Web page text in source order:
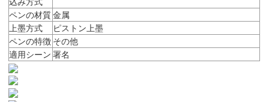
ペンの材質金属
上墨方式
ピストン上墨
ペンの特徴 その他
適用シーン 署名